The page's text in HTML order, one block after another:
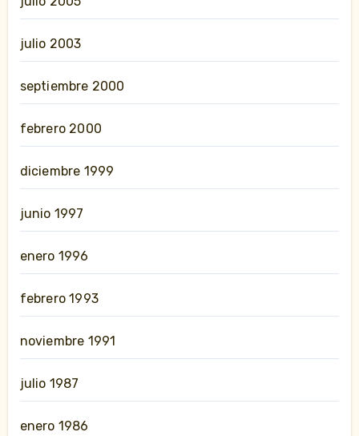
julio 2003
septiembre 2000
febrero 2000
diciembre 1999
junio 1997
enero 1996
febrero 1993
noviembre 1991
julio 1987
enero 1986